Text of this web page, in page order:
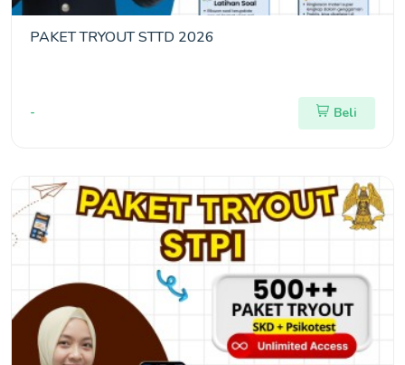
PAKET TRYOUT STTD 2026
- Beli